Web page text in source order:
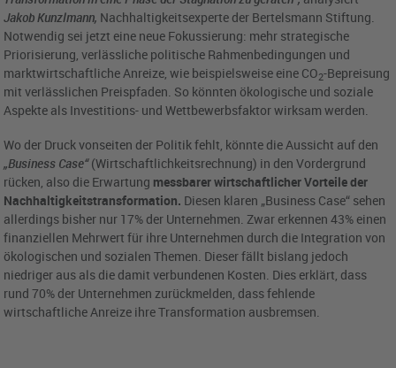
Jakob Kunzlmann, Nachhaltigkeitsexperte der Bertelsmann Stiftung.
Notwendig sei jetzt eine neue Fokussierung: mehr strategische
Priorisierung, verlässliche politische Rahmenbedingungen und
marktwirtschaftliche Anreize, wie beispielsweise eine CO2-Bepreisung
mit verlässlichen Preispfaden. So könnten ökologische und soziale
Aspekte als Investitions- und Wettbewerbsfaktor wirksam werden.
Wo der Druck vonseiten der Politik fehlt, könnte die Aussicht auf den
„Business Case“(Wirtschaftlichkeitsrechnung) in den Vordergrund
rücken, also die Erwartung messbarer wirtschaftlicher Vorteile der
Nachhaltigkeitstransformation. Diesen klaren „Business Case“ sehen
allerdings bisher nur 17% der Unternehmen. Zwar erkennen 43% einen
finanziellen Mehrwert für ihre Unternehmen durch die Integration von
ökologischen und sozialen Themen. Dieser fällt bislang jedoch
niedriger aus als die damit verbundenen Kosten. Dies erklärt, dass
rund 70% der Unternehmen zurückmelden, dass fehlende
wirtschaftliche Anreize ihre Transformation ausbremsen.